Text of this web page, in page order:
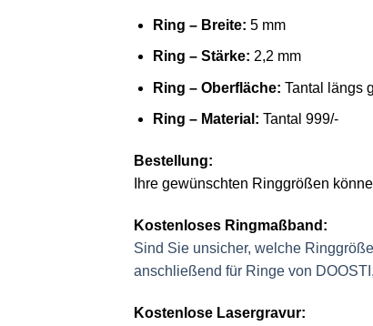
Ring – Breite: 5 mm
Ring – Stärke: 2,2 mm
Ring – Oberfläche: Tantal längs
Ring – Material: Tantal 999/-
Bestellung:
Ihre gewünschten Ringgrößen
Kostenloses Ringmaßband:
Sind Sie unsicher, welche
anschließend für Ringe von
Kostenlose Lasergravur: